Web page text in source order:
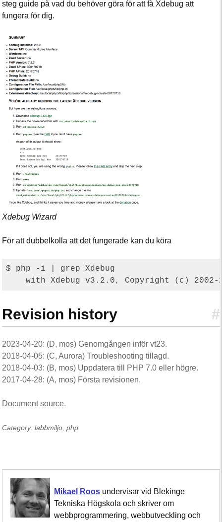
steg guide på vad du behöver göra för att få Xdebug att
fungera för dig.
Xdebug Wizard
För att dubbelkolla att det fungerade kan du köra
$ php -i | grep Xdebug
#
Revision history
2023-04-20: (D, mos) Genomgången inför vt23.
2018-04-05: (C, Aurora) Troubleshooting tillagd.
2018-04-03: (B, mos) Uppdatera till PHP 7.0 eller högre.
2017-04-28: (A, mos) Första revisionen.
Document source.
Category: labbmiljo, php.
Mikael Roos undervisar vid Blekinge
Tekniska Högskola och skriver om
webbprogrammering, webbutveckling och